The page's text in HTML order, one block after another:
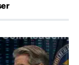
prévenir la